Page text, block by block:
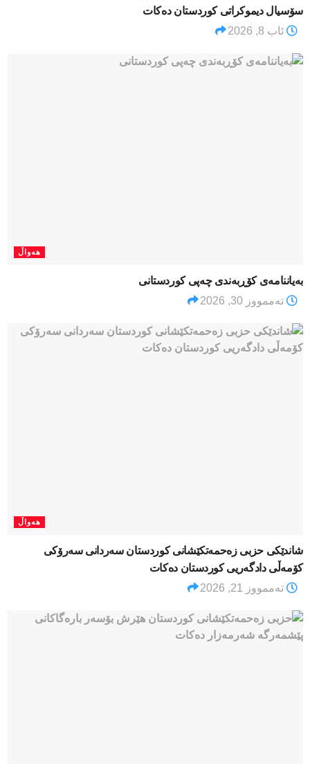
سۆسیال دیموکراتی کوردستان دەکات
ئاب 8, 2026
هەواڵ
بەیاننامەی کۆڕبەندی چەپی کوردستانی
تەممووز 30, 2026
هەواڵ
شاندێکی حزبی زەحمەتکێشانی کوردستان سەردانی سەرۆکی
کۆمەڵی دادگەریی کوردستان دەکات
تەممووز 21, 2026